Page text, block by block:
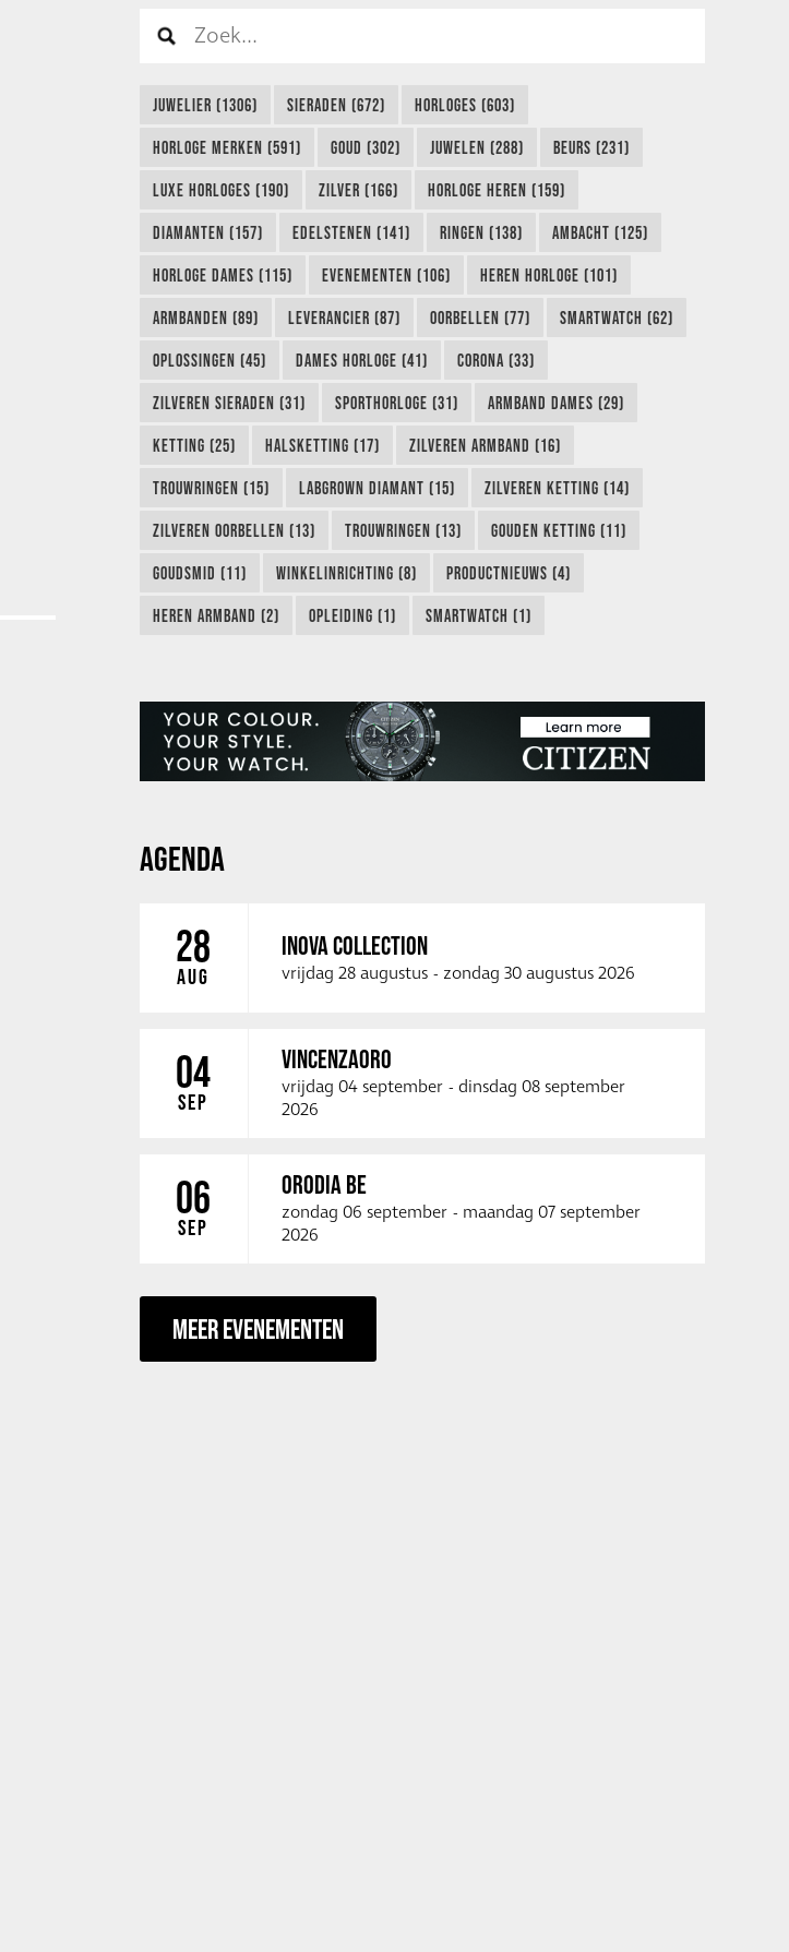
JUWELIER (1306) SIERADEN (672) HORLOGES (603)
HORLOGE MERKEN (591) GOUD (302) JUWELEN (288) BEURS (231)
LUXE HORLOGES (190) ZILVER (166) HORLOGE HEREN (159)
DIAMANTEN (157) EDELSTENEN (141) RINGEN (138) AMBACHT (125)
HORLOGE DAMES (115) EVENEMENTEN (106) HEREN HORLOGE (101)
ARMBANDEN (89) LEVERANCIER (87) OORBELLEN (77) SMARTWATCH (62)
OPLOSSINGEN (45) DAMES HORLOGE (41) CORONA (33)
ZILVEREN SIERADEN (31) SPORTHORLOGE (31) ARMBAND DAMES (29)
KETTING (25) HALSKETTING (17) ZILVEREN ARMBAND (16)
TROUWRINGEN (15) LABGROWN DIAMANT (15) ZILVEREN KETTING (14)
ZILVEREN OORBELLEN (13) TROUWRINGEN (13) GOUDEN KETTING (11)
GOUDSMID (11) WINKELINRICHTING (8) PRODUCTNIEUWS (4)
HEREN ARMBAND (2) OPLEIDING (1) SMARTWATCH (1)
AGENDA
28
AUG
INOVA COLLECTION
vrijdag 28 augustus - zondag 30 augustus 2026
04
SEP
VINCENZAORO
vrijdag 04 september - dinsdag 08 september
2026
06
SEP
ORODIA BE
zondag 06 september - maandag 07 september
2026
MEER EVENEMENTEN